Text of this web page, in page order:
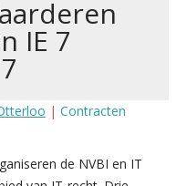
IE 7
| Contracten
de NVBI en IT